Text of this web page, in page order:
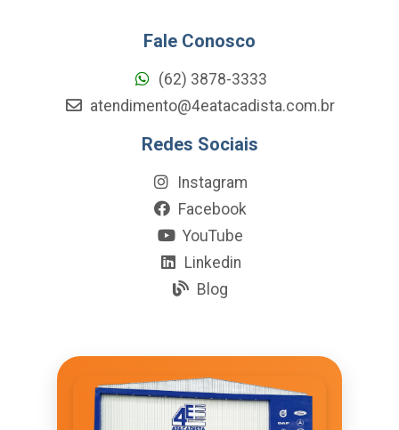
Fale Conosco
(62) 3878-3333
atendimento@4eatacadista.com.br
Redes Sociais
Instagram
Facebook
YouTube
Linkedin
Blog